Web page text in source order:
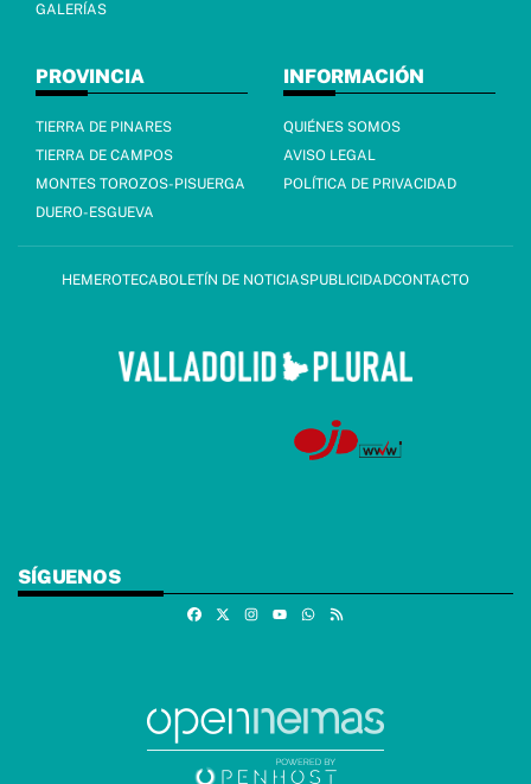
GALERÍAS
PROVINCIA
TIERRA DE PINARES
TIERRA DE CAMPOS
MONTES TOROZOS-PISUERGA
DUERO-ESGUEVA
INFORMACIÓN
QUIÉNES SOMOS
AVISO LEGAL
POLÍTICA DE PRIVACIDAD
HEMEROTECABOLETÍN DE NOTICIASPUBLICIDADCONTACTO
SÍGUENOS
FacebookInstagramWhatsapp